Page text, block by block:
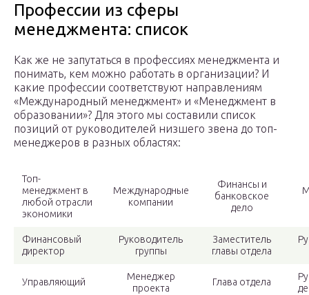
Профессии из сферы
менеджмента: список
Как же не запутаться в профессиях менеджмента и
понимать, кем можно работать в организации? И
какие профессии соответствуют направлениям
«Международный менеджмент» и «Менеджмент в
образовании»? Для этого мы составили список
позиций от руководителей низшего звена до топ-
менеджеров в разных областях:
Топ-
менеджмент в
любой отрасли
экономики
Международные
компании
Финансы и
банковское
дело
Финансовый
директор
Руководитель
группы
Заместитель
главы отдела
Управляющий
Менеджер
проекта
Глава отдела